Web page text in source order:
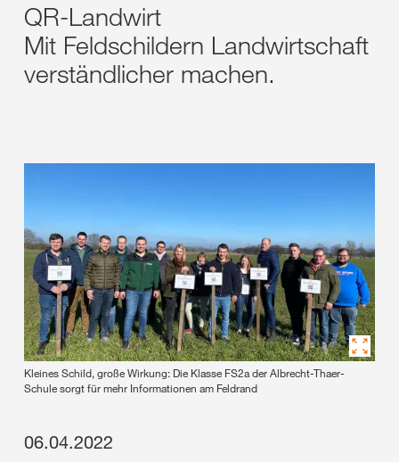
QR-Landwirt
Mit Feldschildern Landwirtschaft
verständlicher machen.
Kleines Schild, große Wirkung: Die Klasse FS2a der Albrecht-Thaer-
Schule sorgt für mehr Informationen am Feldrand
06.04.2022